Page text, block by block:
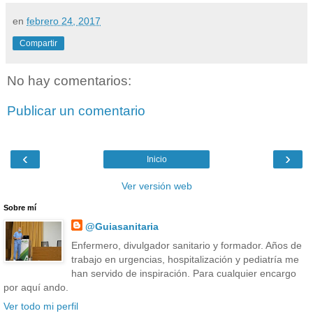
en febrero 24, 2017
Compartir
No hay comentarios:
Publicar un comentario
‹ ›
Inicio
Ver versión web
Sobre mí
@Guiasanitaria
Enfermero, divulgador sanitario y formador. Años de
trabajo en urgencias, hospitalización y pediatría me
han servido de inspiración. Para cualquier encargo
por aquí ando.
Ver todo mi perfil